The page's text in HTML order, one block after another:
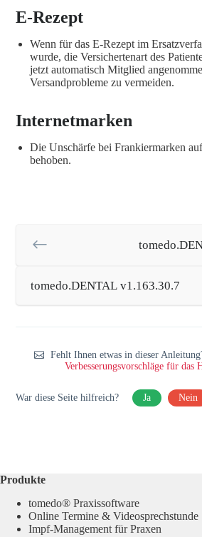
E-Rezept
Wenn für das E-Rezept im
wurde, die Versichertenart des
jetzt automatisch Mitglied
Versandprobleme zu vermeiden.
Internetmarken
Die Unschärfe bei Frankiermarken
behoben.
tomedo.DENTAL v1.163.30.7
Fehlt Ihnen etwas in dieser
Verbesserungsvorschläge für das
War diese Seite hilfreich? Ja Nein
Produkte
tomedo® Praxissoftware
Online Termine & Videosprechstunde
Impf-Management für Praxen